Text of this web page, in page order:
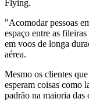
Flying.
"Acomodar pessoas
espaço entre as
em voos de longa
aérea.
Mesmo os clientes
esperam coisas como
padrão na maioria das